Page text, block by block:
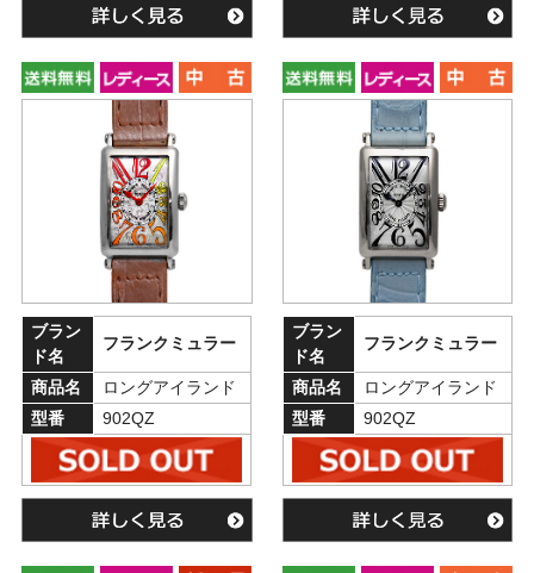
ブラン
ド名
フランクミュラー
商品名
ロングアイランド
型番
902QZ
ブラン
ド名
フランクミュラー
商品名
ロングアイランド
型番
902QZ